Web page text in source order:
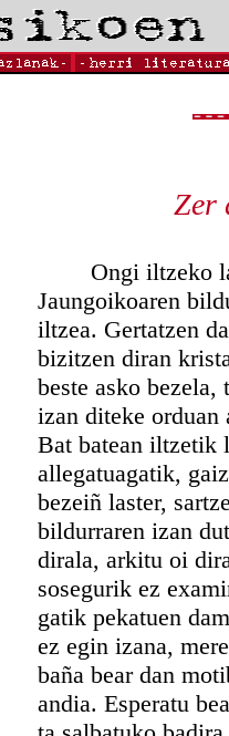
Zer
Ongi iltzeko
Jaungoikoaren
iltzea. Gertatzen
bizitzen diran
beste asko
izan diteke
Bat batean iltzetik
allegatuagatik,
bezeiñ laster,
bildurraren izan
dirala, arkitu oi
sosegurik ez
gatik pekatuen
ez egin izana,
baña bear dan
andia. Esperatu